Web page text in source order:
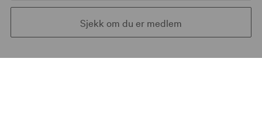
Sjekk om du er medlem